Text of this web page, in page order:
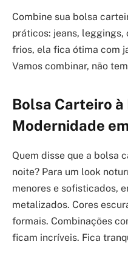
Combine sua bolsa
práticos: jeans, leggings,
frios, ela fica ótima com
Vamos combinar, não
Bolsa Carteiro
Modernidade
Quem disse que a bolsa
noite? Para um look
menores e sofisticados,
metalizados. Cores
formais. Combinações
ficam incríveis. Fica